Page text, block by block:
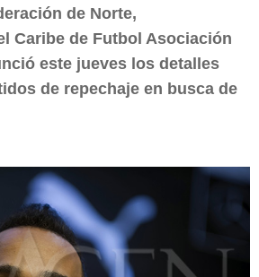
de Norte,
Caribe de Futbol Asociación
este jueves los detalles
de repechaje en busca de